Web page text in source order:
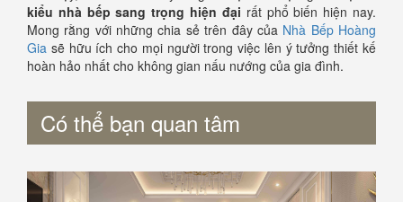
kiểu nhà bếp sang trọng hiện đại rất phổ biến hiện nay.
Mong rằng với những chia sẻ trên đây của Nhà Bếp Hoàng
Gia sẽ hữu ích cho mọi người trong việc lên ý tưởng thiết kế
hoàn hảo nhất cho không gian nấu nướng của gia đình.
Có thể bạn quan tâm